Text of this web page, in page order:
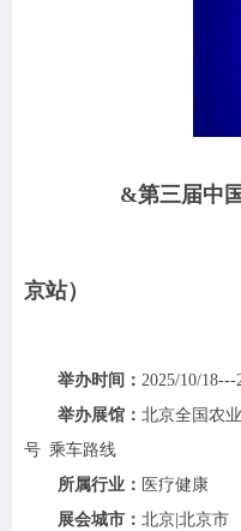
&第三届中
京站）
举办时间： 2025/10/18---
举办展馆： 北京全国农
号 乘车路线
所属行业： 医疗健康
展会城市： 北京|北京市